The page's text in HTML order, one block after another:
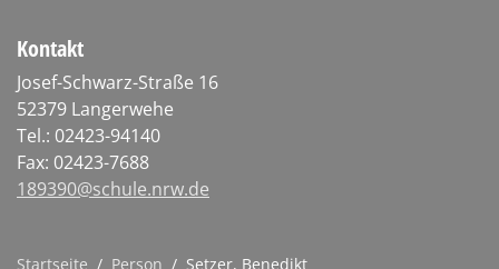
Kontakt
Josef-Schwarz-Straße 16
52379 Langerwehe
Tel.: 02423-94140
Fax: 02423-7688
189390@schule.nrw.de
Startseite / Person / Setzer, Benedikt